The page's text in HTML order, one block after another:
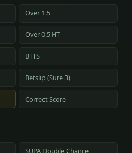
Over 1.5
Over 0.5 HT
BTTS
Betslip (Sure 3)
Correct Score